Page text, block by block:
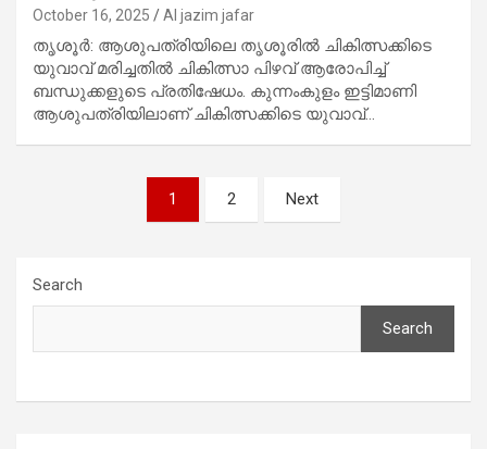
October 16, 2025 Al jazim jafar
തൃശൂര്‍: ആശുപത്രിയിലെ തൃശൂരിൽ ചികിത്സക്കിടെ
യുവാവ് മരിച്ചതിൽ ചികിത്സാ പിഴവ് ആരോപിച്ച്
ബന്ധുക്കളുടെ പ്രതിഷേധം. കുന്നംകുളം ഇട്ടിമാണി
ആശുപത്രിയിലാണ് ചികിത്സക്കിടെ യുവാവ്…
1 2 Next
Search
Search